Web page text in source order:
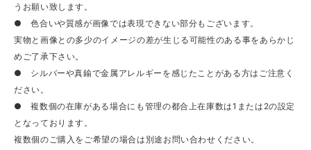
うお願い致します。
● 色合いや質感が画像では表現できない部分もございます。
実物と画像との多少のイメージの差が生じる可能性のある事をあらかじ
めご了承下さい。
● シルバーや真鍮で金属アレルギーを感じたことがある方はご注意く
ださい。
● 複数個の在庫がある場合にも管理の都合上在庫数は1または2の設定
となっております。
複数個のご購入をご希望の場合は別途お問い合わせください。